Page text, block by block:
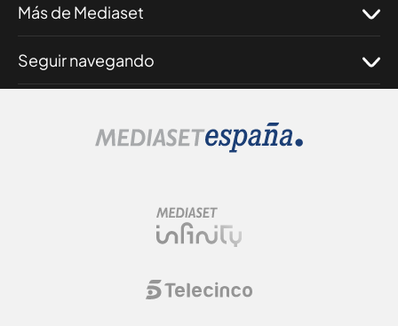
Más de Mediaset
Seguir navegando